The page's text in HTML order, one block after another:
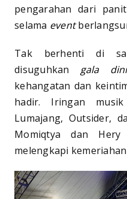
pengarahan dari
selama event
Tak berhenti di
disuguhkan gala
kehangatan dan
hadir. Iringan
Lumajang, Outsider,
Momiqtya dan
melengkapi